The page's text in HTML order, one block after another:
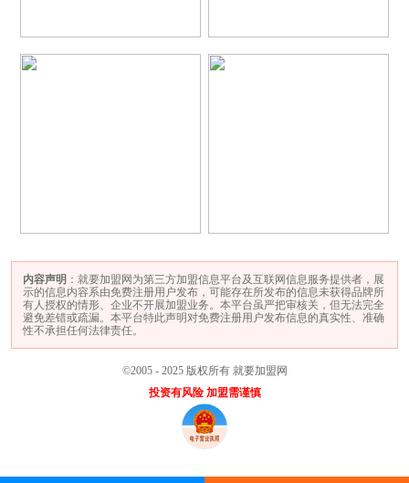
内容声明 ：就要加盟网为第三方加盟信息平台及互联网信息服务提供者，展
示的信息内容系由免费注册用户发布，可能存在所发布的信息未获得品牌所
有人授权的情形、企业不开展加盟业务。本平台虽严把审核关，但无法完全
避免差错或疏漏。本平台特此声明对免费注册用户发布信息的真实性、准确
性不承担任何法律责任。
©2005 - 2025 版权所有 就要加盟网
投资有风险 加盟需谨慎